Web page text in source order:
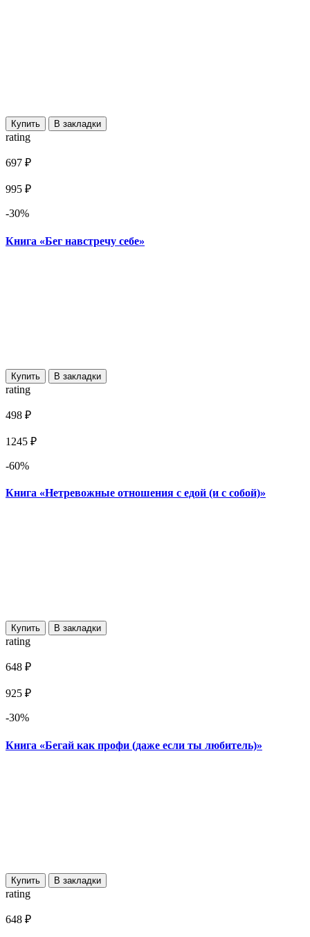
Купить В закладки
rating
697 ₽
995 ₽
-30%
Книга «Бег навстречу себе»
Купить В закладки
rating
498 ₽
1245 ₽
-60%
Книга «Нетревожные отношения с едой (и с собой)»
Купить В закладки
rating
648 ₽
925 ₽
-30%
Книга «Бегай как профи (даже если ты любитель)»
Купить В закладки
rating
648 ₽